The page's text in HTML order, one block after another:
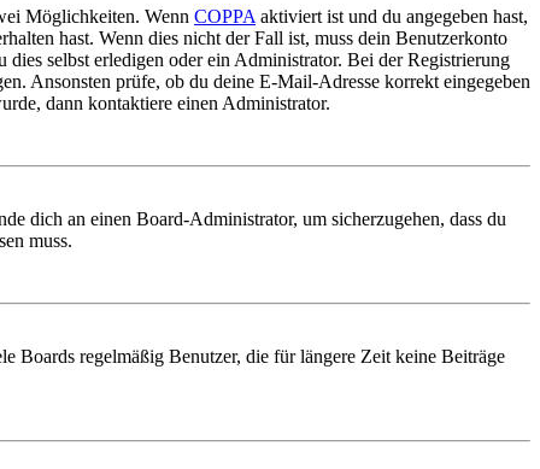
Möglichkeiten. Wenn COPPA aktiviert ist und du angegeben hast,
hast. Wenn dies nicht der Fall ist, muss dein Benutzerkonto
selbst erledigen oder ein Administrator. Bei der Registrierung
Ansonsten prüfe, ob du deine E-Mail-Adresse korrekt eingegeben
dann kontaktiere einen Administrator.
dich an einen Board-Administrator, um sicherzugehen, dass du
muss.
Boards regelmäßig Benutzer, die für längere Zeit keine Beiträge